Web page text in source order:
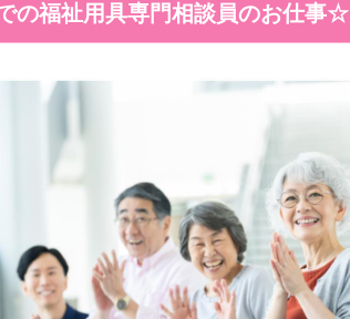
の福祉用具専門相談員のお仕事☆